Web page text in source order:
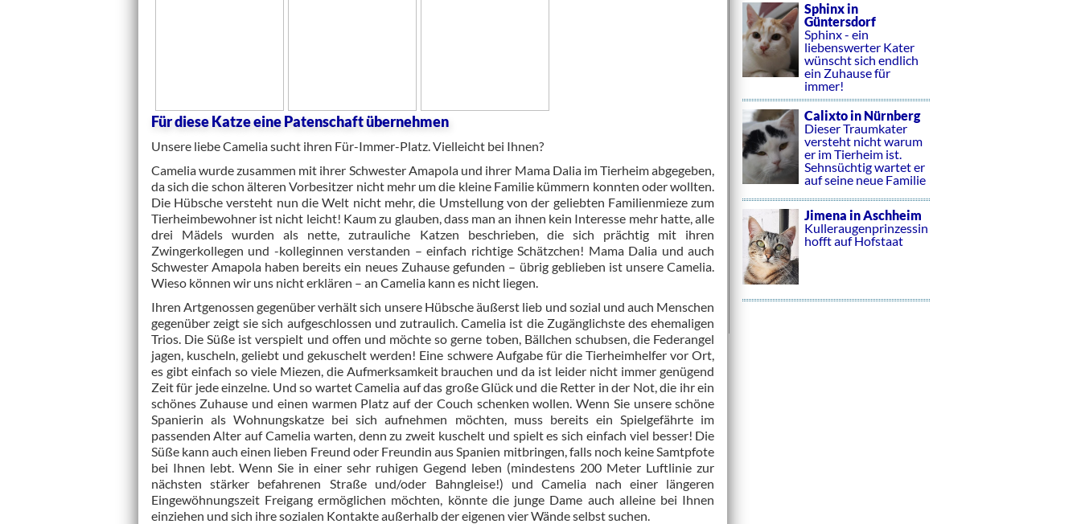
Sphinx in
Güntersdorf
Sphinx - ein
liebenswerter Kater
wünscht sich endlich
ein Zuhause für
immer!
Calixto in Nürnberg
Dieser Traumkater
versteht nicht warum
er im Tierheim ist.
Sehnsüchtig wartet er
auf seine neue Familie
Jimena in Aschheim
Kulleraugenprinzessin
hofft auf Hofstaat
Für diese Katze eine Patenschaft übernehmen
Unsere liebe Camelia sucht ihren Für-Immer-Platz. Vielleicht bei Ihnen?
Camelia wurde zusammen mit ihrer Schwester Amapola und ihrer Mama Dalia im Tierheim abgegeben,
da sich die schon älteren Vorbesitzer nicht mehr um die kleine Familie kümmern konnten oder wollten.
Die Hübsche versteht nun die Welt nicht mehr, die Umstellung von der geliebten Familienmieze zum
Tierheimbewohner ist nicht leicht! Kaum zu glauben, dass man an ihnen kein Interesse mehr hatte, alle
drei Mädels wurden als nette, zutrauliche Katzen beschrieben, die sich prächtig mit ihren
Zwingerkollegen und -kolleginnen verstanden – einfach richtige Schätzchen! Mama Dalia und auch
Schwester Amapola haben bereits ein neues Zuhause gefunden – übrig geblieben ist unsere Camelia.
Wieso können wir uns nicht erklären – an Camelia kann es nicht liegen.
Ihren Artgenossen gegenüber verhält sich unsere Hübsche äußerst lieb und sozial und auch Menschen
gegenüber zeigt sie sich aufgeschlossen und zutraulich. Camelia ist die Zugänglichste des ehemaligen
Trios. Die Süße ist verspielt und offen und möchte so gerne toben, Bällchen schubsen, die Federangel
jagen, kuscheln, geliebt und gekuschelt werden! Eine schwere Aufgabe für die Tierheimhelfer vor Ort,
es gibt einfach so viele Miezen, die Aufmerksamkeit brauchen und da ist leider nicht immer genügend
Zeit für jede einzelne. Und so wartet Camelia auf das große Glück und die Retter in der Not, die ihr ein
schönes Zuhause und einen warmen Platz auf der Couch schenken wollen. Wenn Sie unsere schöne
Spanierin als Wohnungskatze bei sich aufnehmen möchten, muss bereits ein Spielgefährte im
passenden Alter auf Camelia warten, denn zu zweit kuschelt und spielt es sich einfach viel besser! Die
Süße kann auch einen lieben Freund oder Freundin aus Spanien mitbringen, falls noch keine Samtpfote
bei Ihnen lebt. Wenn Sie in einer sehr ruhigen Gegend leben (mindestens 200 Meter Luftlinie zur
nächsten stärker befahrenen Straße und/oder Bahngleise!) und Camelia nach einer längeren
Eingewöhnungszeit Freigang ermöglichen möchten, könnte die junge Dame auch alleine bei Ihnen
einziehen und sich ihre sozialen Kontakte außerhalb der eigenen vier Wände selbst suchen.